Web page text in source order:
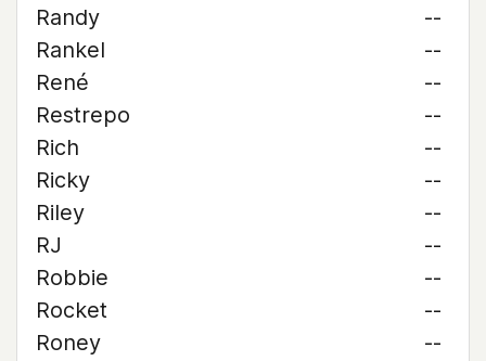
Randy
--
Rankel
--
René
--
Restrepo
--
Rich
--
Ricky
--
Riley
--
RJ
--
Robbie
--
Rocket
--
Roney
--